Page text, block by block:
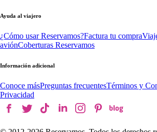
Ayuda al viajero
¿Cómo usar Reservamos?Factura tu compra
aviónCoberturas Reservamos
Información adicional
Conoce másPreguntas frecuentesTérminos y
Privacidad